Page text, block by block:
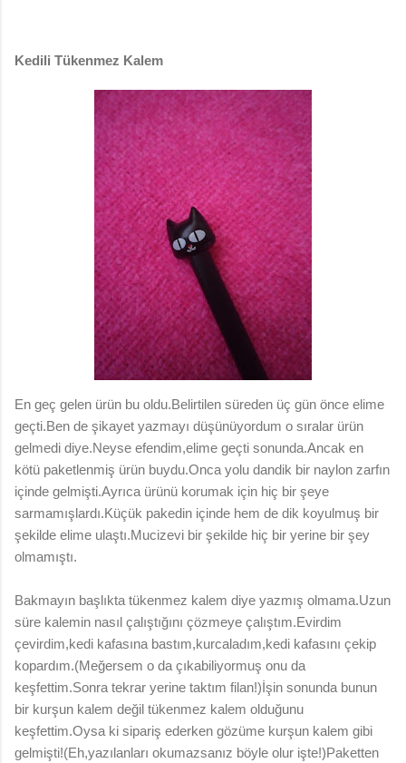
Kedili Tükenmez Kalem
En geç gelen ürün bu oldu.Belirtilen süreden üç gün önce elime
geçti.Ben de şikayet yazmayı düşünüyordum o sıralar ürün
gelmedi diye.Neyse efendim,elime geçti sonunda.Ancak en
kötü paketlenmiş ürün buydu.Onca yolu dandik bir naylon zarfın
içinde gelmişti.Ayrıca ürünü korumak için hiç bir şeye
sarmamışlardı.Küçük pakedin içinde hem de dik koyulmuş bir
şekilde elime ulaştı.Mucizevi bir şekilde hiç bir yerine bir şey
olmamıştı.
Bakmayın başlıkta tükenmez kalem diye yazmış olmama.Uzun
süre kalemin nasıl çalıştığını çözmeye çalıştım.Evirdim
çevirdim,kedi kafasına bastım,kurcaladım,kedi kafasını çekip
kopardım.(Meğersem o da çıkabiliyormuş onu da
keşfettim.Sonra tekrar yerine taktım filan!)İşin sonunda bunun
bir kurşun kalem değil tükenmez kalem olduğunu
keşfettim.Oysa ki sipariş ederken gözüme kurşun kalem gibi
gelmişti!(Eh,yazılanları okumazsanız böyle olur işte!)Paketten